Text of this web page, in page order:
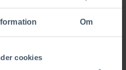
Om
cookies
risk för
som den bidrar till en